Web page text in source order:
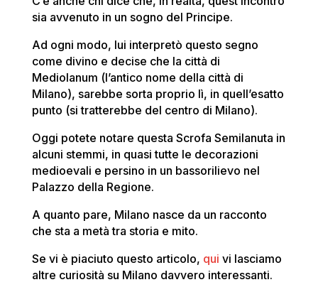
sia avvenuto in un sogno del Principe.
Ad ogni modo, lui interpretò questo segno
come divino e decise che la città di
Mediolanum (l’antico nome della città di
Milano), sarebbe sorta proprio lì, in quell’esatto
punto (si tratterebbe del centro di Milano).
Oggi potete notare questa Scrofa Semilanuta in
alcuni stemmi, in quasi tutte le decorazioni
medioevali e persino in un bassorilievo nel
Palazzo della Regione.
A quanto pare, Milano nasce da un racconto
che sta a metà tra storia e mito.
Se vi è piaciuto questo articolo, qui vi lasciamo
altre curiosità su Milano davvero interessanti.